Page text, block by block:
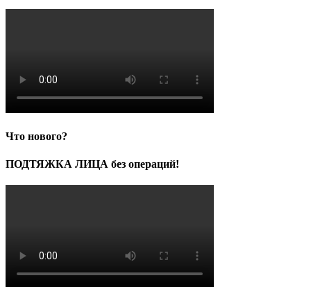
Что нового?
ПОДТЯЖКА ЛИЦА без операций!